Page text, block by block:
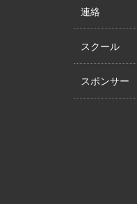
連絡
スクール
スポンサー